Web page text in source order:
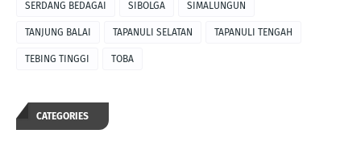
SERDANG BEDAGAI SIBOLGA SIMALUNGUN
TANJUNG BALAI TAPANULI SELATAN TAPANULI TENGAH
TEBING TINGGI TOBA
CATEGORIES